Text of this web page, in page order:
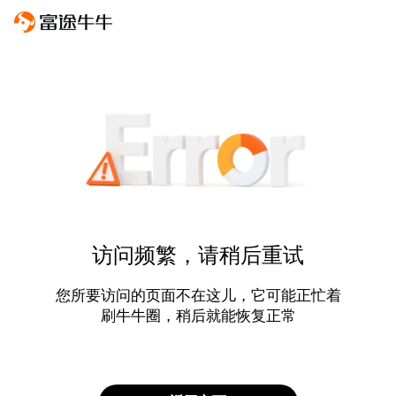
访问频繁，请稍后重试
您所要访问的页面不在这儿，它可能正忙着
刷牛牛圈，稍后就能恢复正常